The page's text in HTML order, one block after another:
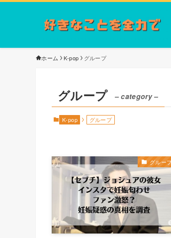
ホーム K-pop グループ
グループ – category –
K-pop グループ
グルー